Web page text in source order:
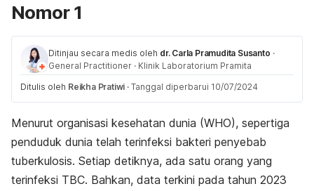
Nomor 1
Ditinjau secara medis oleh dr. Carla Pramudita Susanto ·
General Practitioner · Klinik Laboratorium Pramita
Ditulis oleh Reikha Pratiwi · Tanggal diperbarui 10/07/2024
Menurut organisasi kesehatan dunia (WHO), sepertiga
penduduk dunia telah terinfeksi bakteri penyebab
tuberkulosis. Setiap detiknya, ada satu orang yang
terinfeksi TBC. Bahkan, data terkini pada tahun 2023